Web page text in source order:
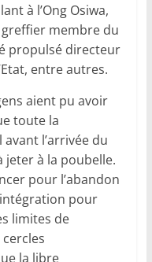
à l’Ong Osiwa,
membre du
propulsé directeur
entre autres.
aient pu avoir
toute la
l’arrivée du
jeter à la poubelle.
pour l’abandon
pour
limites de
la libre